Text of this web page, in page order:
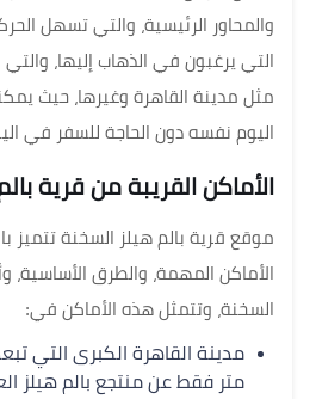
والمحاور الرئيسية، والتي تسهل
التي يرغبون في الذهاب إليها،
مثل مدينة القاهرة وغيرها، حيث
اليوم نفسه دون الحاجة للسفر في
الأماكن القريبة من قرية
موقع قرية بالم هيلز السخنة تتميز
الأماكن المهمة، والطرق الأساسية،
السخنة، وتتمثل هذه الأماكن في:
متر فقط عن منتجع بالم هيلز